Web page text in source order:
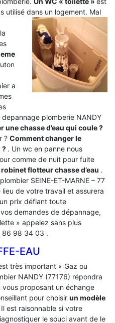
utilisé dans un logement. Mal
a
plomberie NANDY
une chasse d’eau qui coule ?
? Comment changer le
? . Un wc en panne nous
comme de nuit pour fuite
flotteur chasse d’eau .
SEINE-ET-MARNE – 77
de votre travail et assurera
prix défiant toute
demandes de dépannage,
» appelez sans plus
86 98 34 03 .
EAU
très important « Gaz ou
NANDY (77176) répondra
proposant un échange
pour choisir un modèle
Il est raisonnable si votre
le souci avant de le